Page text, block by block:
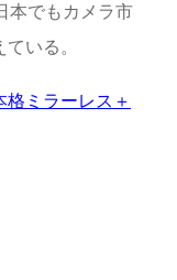
本でもカメラ市
いる。
ミラーレス＋